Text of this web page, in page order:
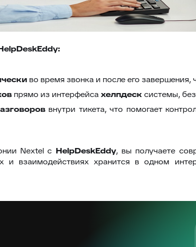
во время звонка и после его
прямо из интерфейсахелпдеск системы,
внутри тикета, что помогает
Nextel с HelpDeskEddy, вы получаете
и взаимодействиях хранится в одном